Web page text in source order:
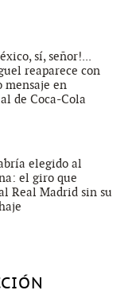
sí, señor!...
reaparece con
mensaje en
de Coca-Cola
elegido al
el giro que
Real Madrid sin su